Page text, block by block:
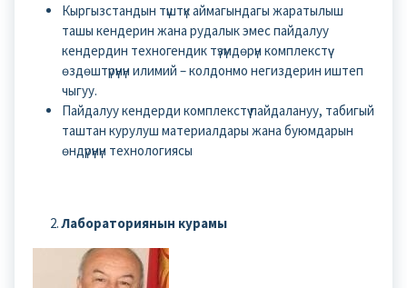
Кыргызстандын түштүк аймагындагы жаратылыш
ташы кендерин жана рудалык эмес пайдалуу
кендердин техногендик түзүмдөрүн комплекстүү
өздөштүрүүнүн илимий – колдонмо негиздерин иштеп
чыгуу.
Пайдалуу кендерди комплекстүү пайдалануу, табигый
таштан курулуш материалдары жана буюмдарын
өндүрүүнүн технологиясы
Лабораториянын курамы